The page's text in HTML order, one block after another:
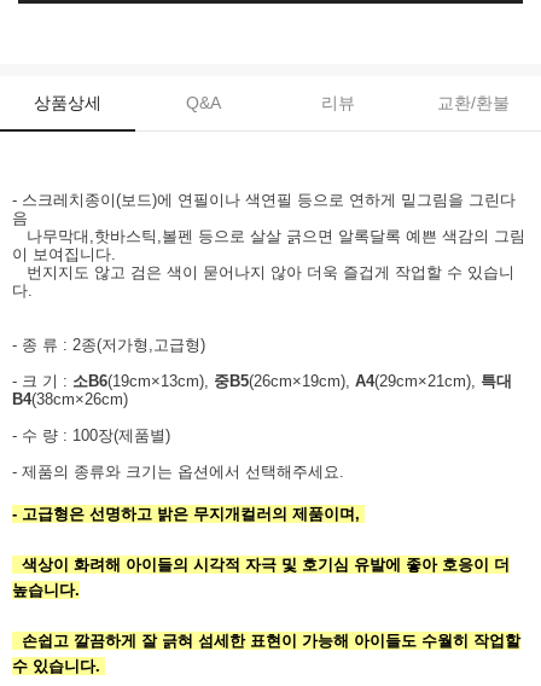
상품상세 Q&A 리뷰 교환/환불
- 스크레치종이(보드)에 연필이나 색연필 등으로 연하게 밑그림을 그린다
음
나무막대,핫바스틱,볼펜 등으로 살살 긁으면 알록달록 예쁜 색감의 그림
이 보여집니다.
번지지도 않고 검은 색이 묻어나지 않아 더욱 즐겁게 작업할 수 있습니
다.
- 종 류 : 2종(저가형,고급형)
- 크 기 : 소B6(19cm×13cm), 중B5(26cm×19cm), A4(29cm×21cm), 특대
B4(38cm×26cm)
- 수 량 : 100장(제품별)
- 제품의 종류와 크기는 옵션에서 선택해주세요.
- 고급형은 선명하고 밝은 무지개컬러의 제품이며,
색상이 화려해 아이들의 시각적 자극 및 호기심 유발에 좋아 호응이 더
높습니다.
손쉽고 깔끔하게 잘 긁혀 섬세한 표현이 가능해 아이들도 수월히 작업할
수 있습니다.